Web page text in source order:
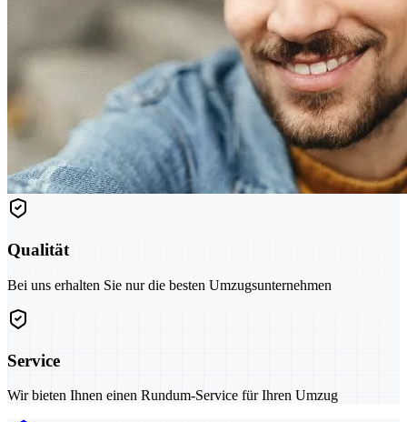
Qualität
Bei uns erhalten Sie nur die besten Umzugsunternehmen
Service
Wir bieten Ihnen einen Rundum-Service für Ihren Umzug